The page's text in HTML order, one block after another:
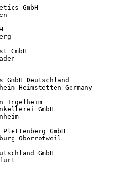
GmbH
GmbH
GmbH Deutschland
Heimstetten Germany
Ingelheim
GmbH
GmbH
Oberrotweil
GmbH